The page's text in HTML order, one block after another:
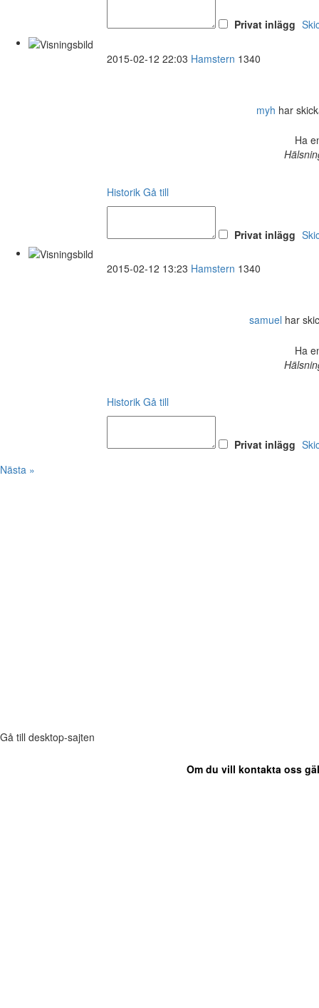
Privat inlägg
2015-02-12 22:03 Hamstern 1340
myh har
Ha
Historik Gå till
Privat inlägg
2015-02-12 13:23 Hamstern 1340
samuel har
Ha
Historik Gå till
Privat inlägg
Nästa »
Gå till desktop-sajten
Om du vill kontakta oss